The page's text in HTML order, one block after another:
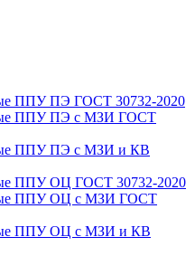
ППУ ПЭ ГОСТ 30732-2020
ППУ ПЭ с МЗИ ГОСТ
ППУ ПЭ с МЗИ и КВ
ППУ ОЦ ГОСТ 30732-2020
ППУ ОЦ с МЗИ ГОСТ
ППУ ОЦ с МЗИ и КВ